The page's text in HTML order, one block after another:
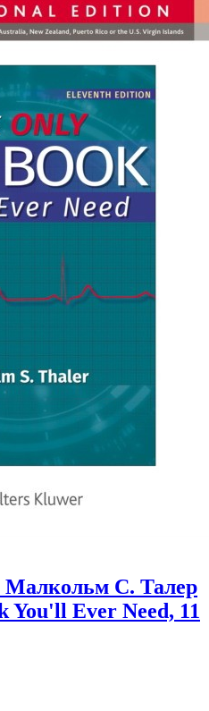
Малкольм С. Талер
You'll Ever Need, 11